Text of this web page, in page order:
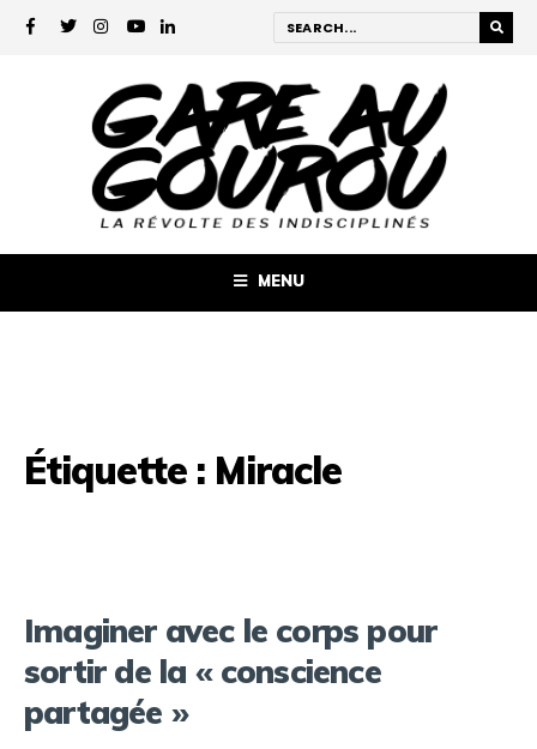
MENU
Étiquette : Miracle
Imaginer avec le corps pour
sortir de la « conscience
partagée »